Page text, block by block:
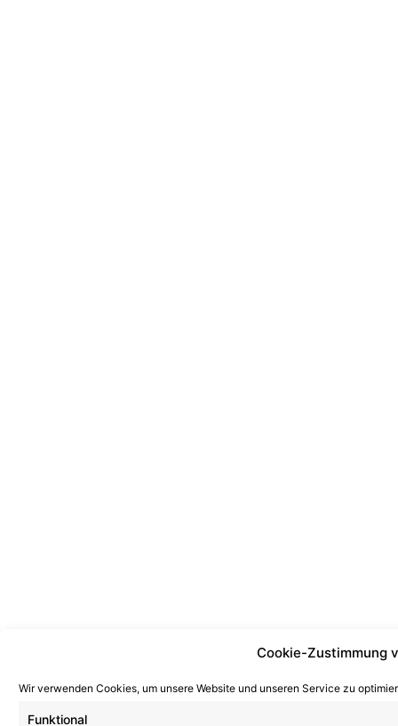
Cookie-Zustimmung
Wir verwenden Cookies, um unsere Website und unseren Service zu
Funktional